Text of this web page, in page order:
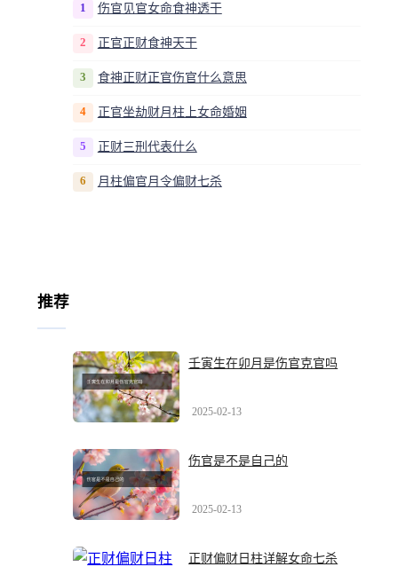
1 伤官见官女命食神透干
2 正官正财食神天干
3 食神正财正官伤官什么意思
4 正官坐劫财月柱上女命婚姻
5 正财三刑代表什么
6 月柱偏官月令偏财七杀
推荐
壬寅生在卯月是伤官克官吗
2025-02-13
伤官是不是自己的
2025-02-13
正财偏财日柱详解女命七杀